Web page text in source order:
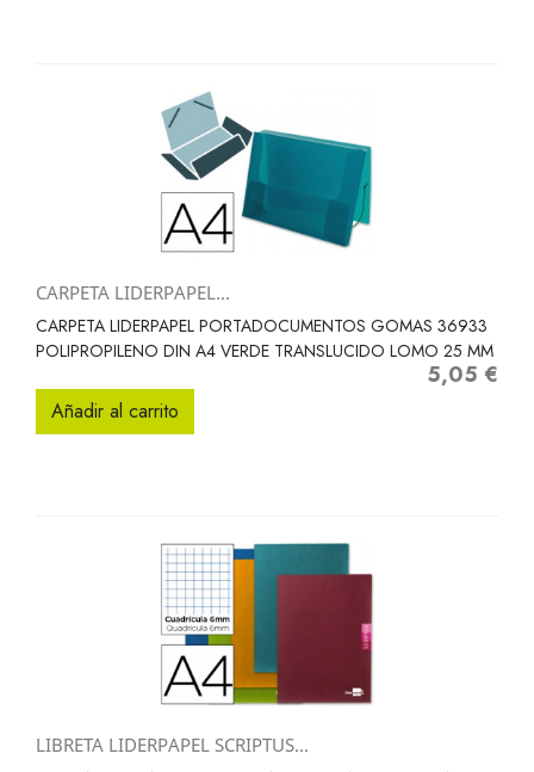
CARPETA LIDERPAPEL...
CARPETA LIDERPAPEL PORTADOCUMENTOS GOMAS 36933
POLIPROPILENO DIN A4 VERDE TRANSLUCIDO LOMO 25 MM
Precio
5,05 €
Añadir al carrito
LIBRETA LIDERPAPEL SCRIPTUS...